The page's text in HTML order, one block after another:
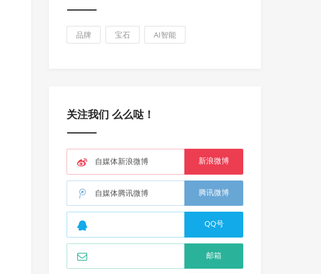
品牌 宝石 AI智能
关注我们 么么哒！
自媒体新浪微博 新浪微博
自媒体腾讯微博 腾讯微博
QQ号
邮箱